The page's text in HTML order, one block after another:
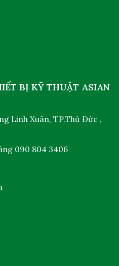
BỊ KỸ THUẬT ASIAN
Linh Xuân, TP.Thủ Đức ,
090 804 3406